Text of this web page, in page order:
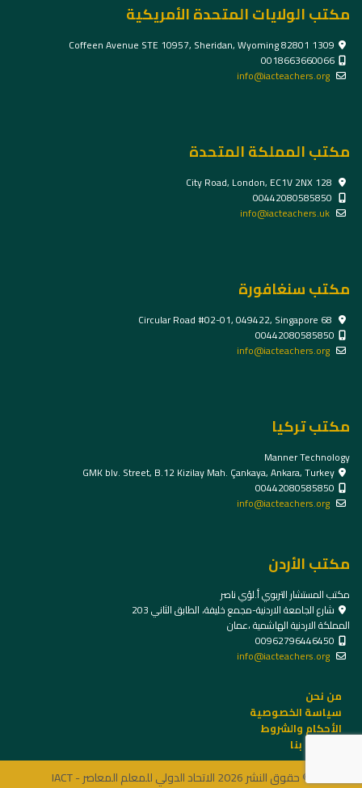
مكتب الولايات المتحدة الأمريكية
1309 Coffeen Avenue STE 10957, Sheridan, Wyoming 82801
0018663660066
info@iacteachers.org
مكتب المملكة المتحدة
info@iacteachers.uk
مكتب سنغافورة
00442080585850
info@iacteachers.org
مكتب تركيا
Manner Technology
GMK blv. Street, B.12 Kizilay Mah. Çankaya, Ankara, Turkey
00442080585850
info@iacteachers.org
مكتب الأردن
مكتب المستشار التربوي أ.لؤي ناصر
شارع الجامعة الاردنية-مجمع خليفة، الطابق الثاني 203
المملكة الاردنية الهاشمية ،عمان
00962796446450
info@iacteachers.org
من نحن
سياسة الخصوصية
الأحكام والشروط
الاتصال بنا
© حقوق النشر 2026 الاتحاد الدولي للمعلم المعاصر - IACT